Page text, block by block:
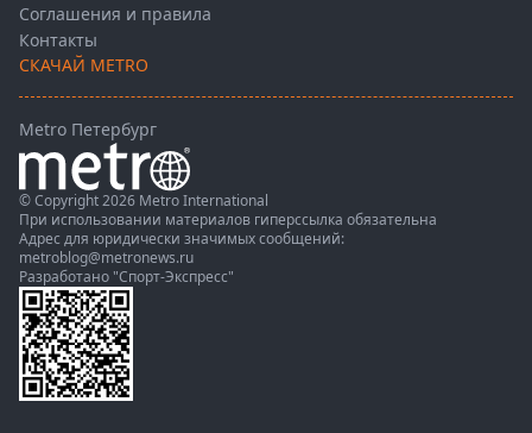
Соглашения и правила
Контакты
СКАЧАЙ METRO
Metro Петербург
© Copyright 2026 Metro International
При использовании материалов гиперссылка обязательна
Адрес для юридически значимых сообщений:
metroblog@metronews.ru
Разработано "Спорт-Экспресс"